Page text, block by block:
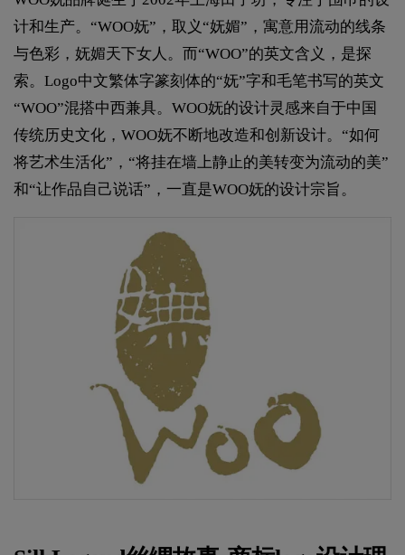
计和生产。“WOO妩”，取义“妩媚”，寓意用流动的线条
与色彩，妩媚天下女人。而“WOO”的英文含义，是探
索。Logo中文繁体字篆刻体的“妩”字和毛笔书写的英文
“WOO”混搭中西兼具。WOO妩的设计灵感来自于中国
传统历史文化，WOO妩不断地改造和创新设计。“如何
将艺术生活化”，“将挂在墙上静止的美转变为流动的美”
和“让作品自己说话”，一直是WOO妩的设计宗旨。